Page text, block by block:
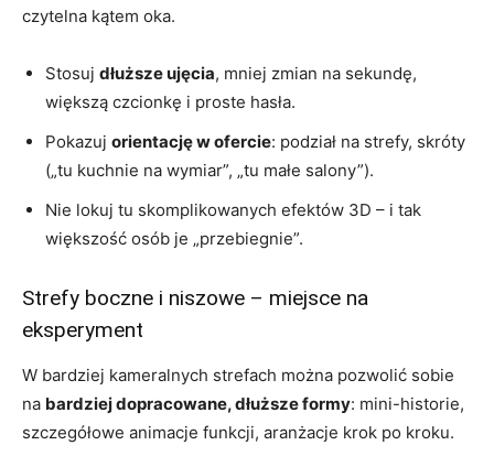
czytelna kątem oka.
Stosuj dłuższe ujęcia, mniej zmian na sekundę,
większą czcionkę i proste hasła.
Pokazuj orientację w ofercie: podział na strefy, skróty
(„tu kuchnie na wymiar”, „tu małe salony”).
Nie lokuj tu skomplikowanych efektów 3D – i tak
większość osób je „przebiegnie”.
Strefy boczne i niszowe – miejsce na
eksperyment
W bardziej kameralnych strefach można pozwolić sobie
na bardziej dopracowane, dłuższe formy: mini-historie,
szczegółowe animacje funkcji, aranżacje krok po kroku.